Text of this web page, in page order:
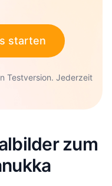
starten
Testversion. Jederzeit
zum